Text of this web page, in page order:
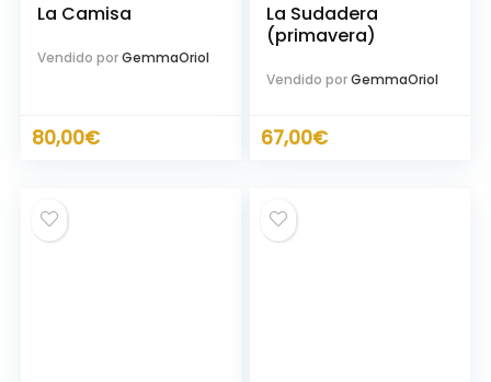
La Camisa
Vendido porGemmaOriol
80,00€
La Sudadera
(primavera)
Vendido porGemmaOriol
67,00€